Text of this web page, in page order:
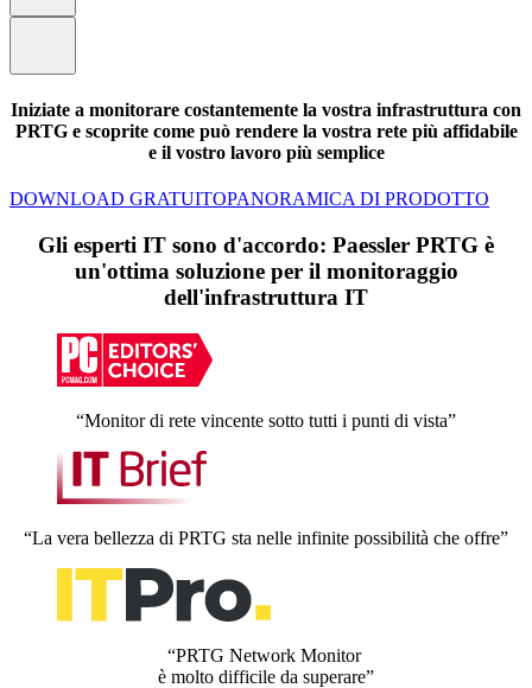
Iniziate a monitorare costantemente la vostra infrastruttura con
PRTG e scoprite come può rendere la vostra rete più affidabile
e il vostro lavoro più semplice
DOWNLOAD GRATUITOPANORAMICA DI PRODOTTO
Gli esperti IT sono d'accordo: Paessler PRTG è
un'ottima soluzione per il monitoraggio
dell'infrastruttura IT
“Monitor di rete vincente sotto tutti i punti di vista”
“La vera bellezza di PRTG sta nelle infinite possibilità che offre”
“PRTG Network Monitor
è molto difficile da superare”